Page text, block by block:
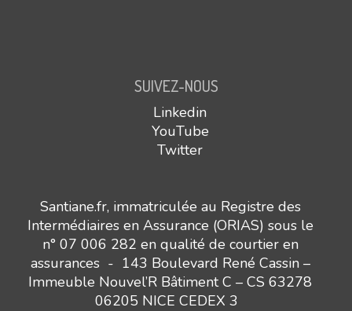
SUIVEZ-NOUS
Linkedin
YouTube
Twitter
Santiane.fr, immatriculée au Registre des
Intermédiaires en Assurance (ORIAS) sous le
n° 07 006 282 en qualité de courtier en
assurances - 143 Boulevard René Cassin –
Immeuble Nouvel’R Bâtiment C – CS 63278
06205 NICE CEDEX 3